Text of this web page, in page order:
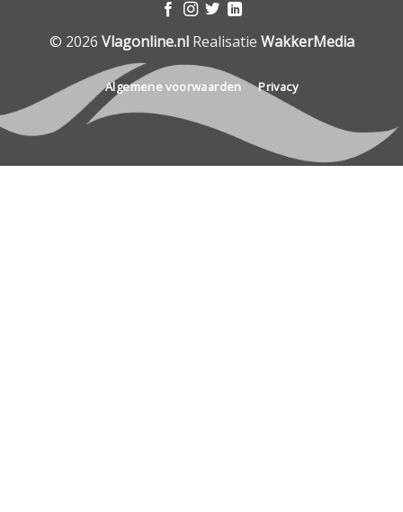
© 2026 Vlagonline.nlRealisatie WakkerMedia
Algemene voorwaarden Privacy